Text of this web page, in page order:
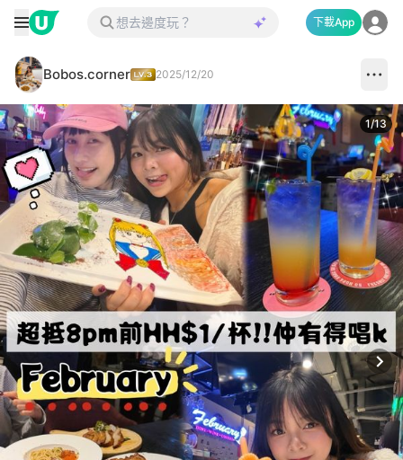
下載App
Bobos.corner 2025/12/20
1/13